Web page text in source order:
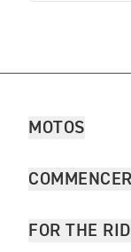
MOTOS
COMMENCER
FOR THE